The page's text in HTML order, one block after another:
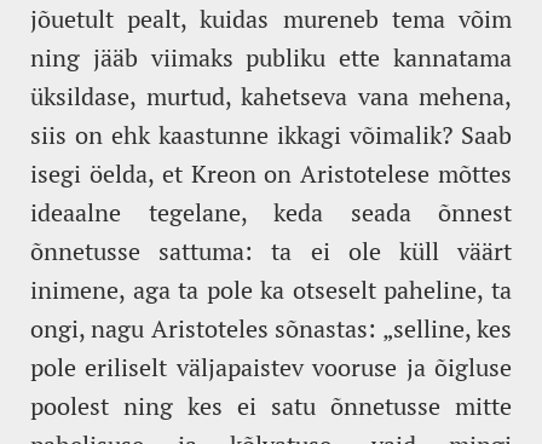
jõuetult pealt, kuidas mureneb tema võim
ning jääb viimaks publiku ette kannatama
üksildase, murtud, kahetseva vana mehena,
siis on ehk kaastunne ikkagi võimalik? Saab
isegi öelda, et Kreon on Aristotelese mõttes
ideaalne tegelane, keda seada õnnest
õnnetusse sattuma: ta ei ole küll väärt
inimene, aga ta pole ka otseselt paheline, ta
ongi, nagu Aristoteles sõnastas: „selline, kes
pole eriliselt väljapaistev vooruse ja õigluse
poolest ning kes ei satu õnnetusse mitte